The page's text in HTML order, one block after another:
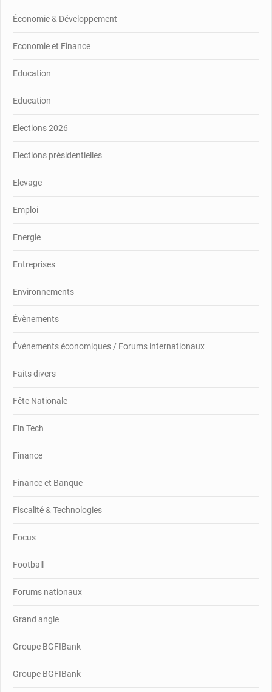
Économie & Développement
Economie et Finance
Education
Education
Elections 2026
Elections présidentielles
Elevage
Emploi
Energie
Entreprises
Environnements
Évènements
Événements économiques / Forums internationaux
Faits divers
Fête Nationale
Fin Tech
Finance
Finance et Banque
Fiscalité & Technologies
Focus
Football
Forums nationaux
Grand angle
Groupe BGFIBank
Groupe BGFIBank